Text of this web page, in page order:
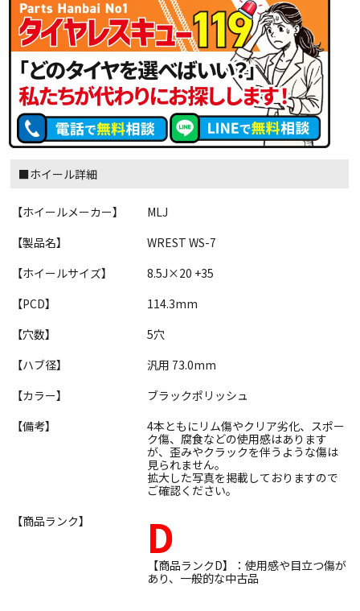
■ホイール詳細
【ホイールメーカー】
MLJ
【製品名】
WREST WS-7
【ホイールサイズ】
8.5J×20 +35
【PCD】
114.3mm
【穴数】
5穴
【ハブ径】
汎用 73.0mm
【カラー】
ブラックポリッシュ
【備考】
4本ともにリム傷やクリア劣化、スポー
ク傷、腐食などの使用感はあります
が、歪みやクラックを伴うような傷は
見られません。
拡大した写真を掲載しておりますので
ご確認ください。
【商品ランク】
D
【商品ランクD】：使用感や目立つ傷が
あり、一般的な中古品